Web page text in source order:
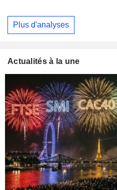
Plus d'analyses
Actualités à la une